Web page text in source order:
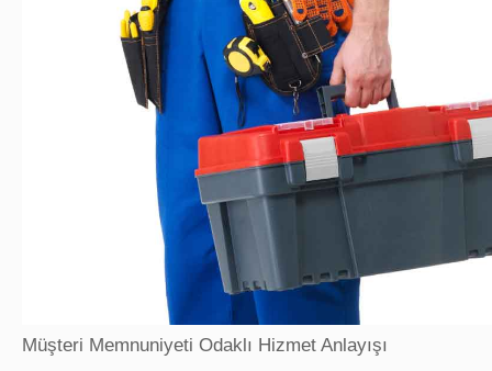
Müşteri Memnuniyeti Odaklı Hizmet Anlayışı